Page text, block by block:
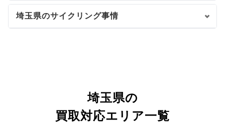
埼玉県のサイクリング事情
埼玉県の
買取対応エリア一覧